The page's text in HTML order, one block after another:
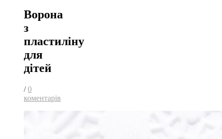
Ворона
з
пластиліну
для
дітей
/ 0
коментарів